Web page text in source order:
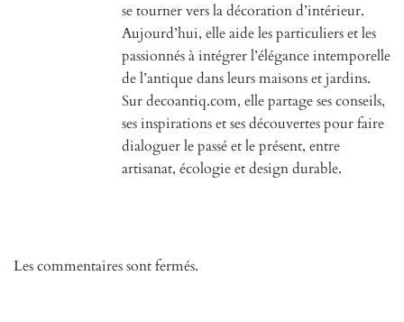
se tourner vers la décoration d’intérieur.
Aujourd’hui, elle aide les particuliers et les
passionnés à intégrer l’élégance intemporelle
de l’antique dans leurs maisons et jardins.
Sur decoantiq.com, elle partage ses conseils,
ses inspirations et ses découvertes pour faire
dialoguer le passé et le présent, entre
artisanat, écologie et design durable.
Les commentaires sont fermés.